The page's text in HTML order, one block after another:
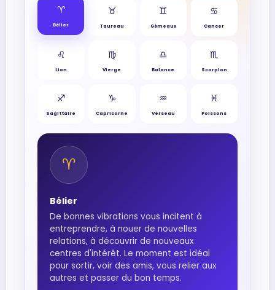
♈︎
Bélier
♉︎
Taureau
♊︎
Gémeaux
♋︎
Cancer
♌︎
Lion
♍︎
Vierge
♎︎
Balance
♏︎
Scorpion
♐︎
Sagittaire
♑︎
Capricorne
♒︎
Verseau
♓︎
Poissons
♈︎
Bélier
De bonnes vibrations vous incitent à
entreprendre, à nouer de nouvelles
relations, à découvrir de nouveaux
centres d'intérêt. Le moment est idéal
pour sortir, voir des amis, vous relier aux
autres et passer du bon temps.